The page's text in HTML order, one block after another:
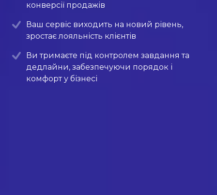
конверсії продажів
Ваш сервіс виходить на новий рівень,
зростає лояльність клієнтів
Ви тримаєте під контролем завдання та
дедлайни, забезпечуючи порядок і
комфорт у бізнесі